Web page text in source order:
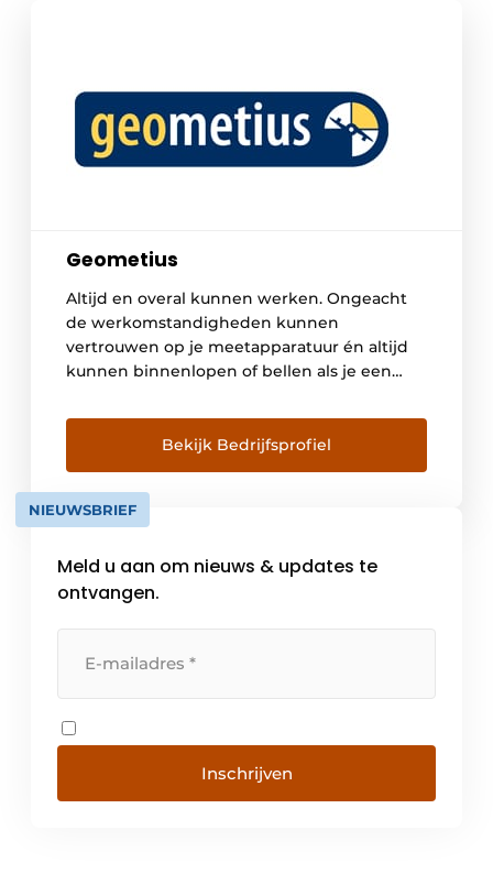
Geometius
Altijd en overal kunnen werken. Ongeacht
de werkomstandigheden kunnen
vertrouwen op je meetapparatuur én altijd
kunnen binnenlopen of bellen als je een
zijn Geometius. Met 30 jaar ervaring in het
werkveld begrijpen wij je als geen ander.
Geometius levert meetsystemen en
software voor werkzaamheden in de grond,
[…]
Bekijk Bedrijfsprofiel
NIEUWSBRIEF
Meld u aan om nieuws & updates te
ontvangen.
Inschrijven